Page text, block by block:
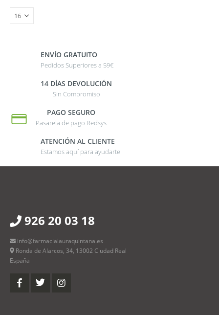
ENVÍO GRATUITO
Pedidos Superiores a 59€
14 DÍAS DEVOLUCIÓN
Sin Compromiso
PAGO SEGURO
Pasarela de pago Redsys
ATENCIÓN AL CLIENTE
Estamos aquí para ayudarte
926 20 03 18
info@farmacialauraquintana.es
Ronda de Alarcos, 34, 13002 Ciudad Real
España